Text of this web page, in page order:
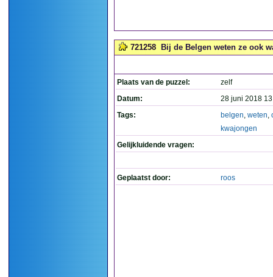
721258 Bij de Belgen weten ze ook
Plaats van de puzzel:
zelf
Datum:
28 juni 2018
Tags:
belgen, weten,
kwajongen
Gelijkluidende vragen:
Geplaatst door: roos